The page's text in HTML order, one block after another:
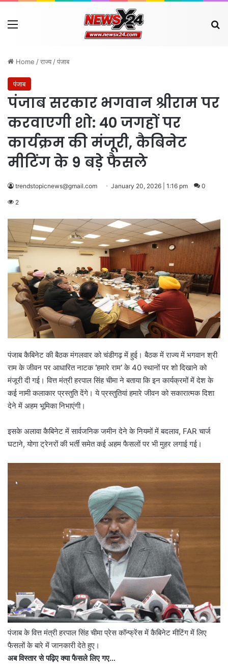
Menu
Home /राज्य /पंजाब
पंजाब
पंजाब सरकार भगवान श्रीराम पर
करवाएगी शो: 40 जगहों पर
कार्यक्रम की मंजूरी, कैबिनेट
मीटिंग के 9 बड़े फैसले
trendstopicnews@gmail.com January 20, 2026 | 1:16 pm 0
2
पंजाब कैबिनेट की बैठक मंगलवार को चंडीगढ़ में हुई। बैठक में राज्य में भगवान श्री
राम के जीवन पर आधारित नाटक‘हमारे राम’के 40 स्थानों पर शो दिखाने को
मंजूरी दी गई। वित्त मंत्री हरपाल सिंह चीमा ने बताया कि इन कार्यक्रमों में देश के
कई नामी कलाकार प्रस्तुति देंगे। ये प्रस्तुतियां हमारे जीवन को सकारात्मक दिशा
देने में अहम भूमिका निभाएंगी।
इसके अलावा कैबिनेट में सार्वजनिक जमीन देने के नियमों में बदलाव, FAR चार्ज
घटाने, योगा ट्रेनरों की भर्ती समेत कई अहम फैसलों पर भी मुहर लगाई गई।
पंजाब के वित्त मंत्री हरपाल सिंह चीमा प्रेस कॉन्फ्रेंस में कैबिनेट मीटिंग में लिए
फैसलों के बारे में जानकारी देते हुए।
अब विस्तार से पढ़िए क्या फैसले लिए गए…